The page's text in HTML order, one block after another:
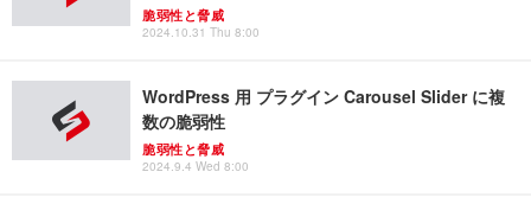
脆弱性と脅威
2024.10.31 Thu 8:00
WordPress 用 プラグイン Carousel Slider に複
数の脆弱性
脆弱性と脅威
2024.9.4 Wed 8:00